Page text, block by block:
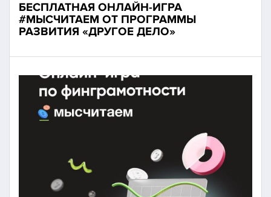
БЕСПЛАТНАЯ ОНЛАЙН-ИГРА
#МЫСЧИТАЕМ ОТ ПРОГРАММЫ
РАЗВИТИЯ «ДРУГОЕ ДЕЛО»